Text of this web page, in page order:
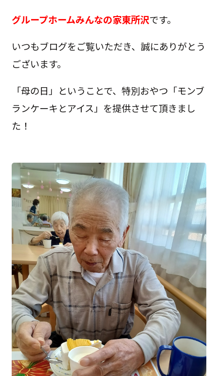
グループホームみんなの家東所沢です。
いつもブログをご覧いただき、誠にありがとう
ございます。
「母の日」ということで、特別おやつ「モンブ
ランケーキとアイス」を提供させて頂きまし
た！